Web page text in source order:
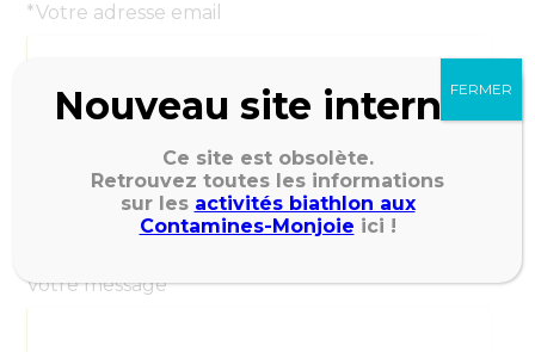
*Votre adresse email
*Votre numéro de téléphone
Votre message
Nouveau site internet
Ce site est obsolète.
Retrouvez toutes les informations
sur les activités biathlon aux
Contamines-Monjoie ici !
FERMER